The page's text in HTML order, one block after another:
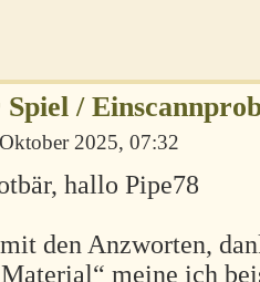
/
2025, 07:32
hallo Pipe78
den Anzworten,
meine ich